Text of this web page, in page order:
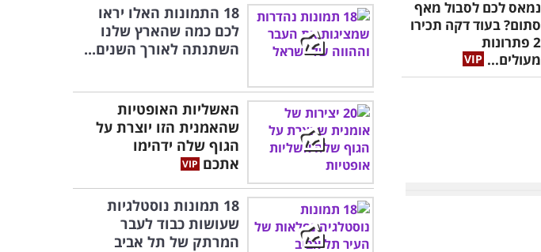
נמאס לכם לסבול מאף
סתום? בעוד דקה תכירו
2 פתרונות
מעולים...
18 התמונות האלו יראו
לכם כמה שהארץ שלנו
השתנתה לאורך השנים...
האשליות האופטיות
שהאמנית הזו יוצרת על
הגוף שלה ידהימו
אתכם
18 תמונות נוסטלגיות
שעושות כבוד לעבר
המרתק של תל אביב